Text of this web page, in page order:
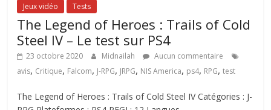
Jeux vidéo Tests
The Legend of Heroes : Trails of Cold
Steel IV – Le test sur PS4
23 octobre 2020 Midnailah
Aucun commentaire
avis, Critique, Falcom, J-RPG, JRPG, NIS America, ps4, RPG,test
The Legend of Heroes : Trails of Cold Steel IV Catégories : J-